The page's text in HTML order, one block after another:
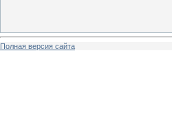
Полная версия сайта